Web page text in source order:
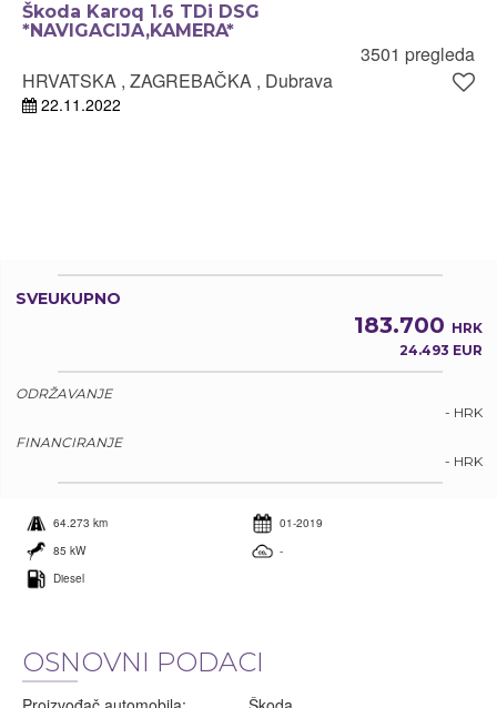
Škoda Karoq 1.6 TDi DSG
*NAVIGACIJA,KAMERA*
3501 pregleda
HRVATSKA , ZAGREBAČKA , Dubrava
22.11.2022
SVEUKUPNO
183.700 HRK
24.493 EUR
ODRŽAVANJE
- HRK
FINANCIRANJE
- HRK
64.273 km
01-2019
85 kW
-
Diesel
OSNOVNI PODACI